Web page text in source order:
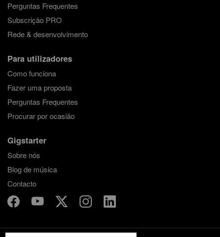
Perguntas Frequentes
Subscrição PRO
Rede & desenvolvimento
Para utilizadores
Como funciona
Fazer uma proposta
Perguntas Frequentes
Procurar por ocasião
Gigstarter
Sobre nós
Blog de música
Contacto